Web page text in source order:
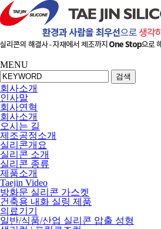
MENU
검색
회사소개
인사말
회사연혁
회사소개
오시는 길
제조공정소개
실리콘개요
실리콘 소개
실리콘 종류
제품소개
Taejin Video
방화문 실리콘 가스켓
건축용 내화 실링 제품
의료기기
일반/식품/산업 실리콘 압출 성형